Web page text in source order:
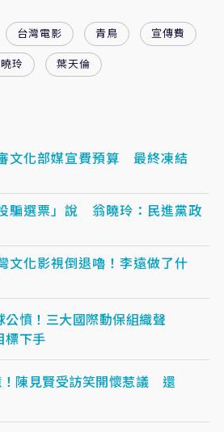
台灣電影 青鳥
宣傳費
玲
葉天倫
文化部媒宣費預算 最終凍結
騙選票」說 翁曉玲：民進黨政
文化影視倒退嚕！李遠做了什
公憤！三大國際動保組織聲
下手
陳見賢受訪笑開懷惹議 還